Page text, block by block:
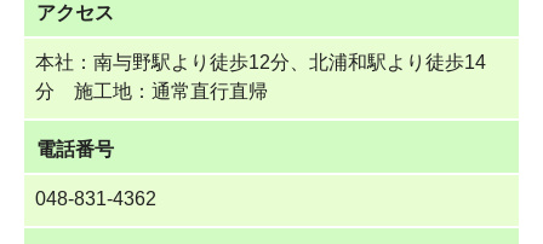
アクセス
本社：南与野駅より徒歩12分、北浦和駅より徒歩14
分 施工地：通常直行直帰
電話番号
048-831-4362